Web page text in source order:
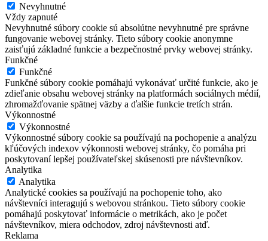
Nevyhnutné
Vždy zapnuté
Nevyhnutné súbory cookie sú absolútne nevyhnutné pre správne
fungovanie webovej stránky. Tieto súbory cookie anonymne
zaisťujú základné funkcie a bezpečnostné prvky webovej stránky.
Funkčné
Funkčné
Funkčné súbory cookie pomáhajú vykonávať určité funkcie, ako je
zdieľanie obsahu webovej stránky na platformách sociálnych médií,
zhromažďovanie spätnej väzby a ďalšie funkcie tretích strán.
Výkonnostné
Výkonnostné
Výkonnostné súbory cookie sa používajú na pochopenie a analýzu
kľúčových indexov výkonnosti webovej stránky, čo pomáha pri
poskytovaní lepšej používateľskej skúsenosti pre návštevníkov.
Analytika
Analytika
Analytické cookies sa používajú na pochopenie toho, ako
návštevníci interagujú s webovou stránkou. Tieto súbory cookie
pomáhajú poskytovať informácie o metrikách, ako je počet
návštevníkov, miera odchodov, zdroj návštevnosti atď.
Reklama